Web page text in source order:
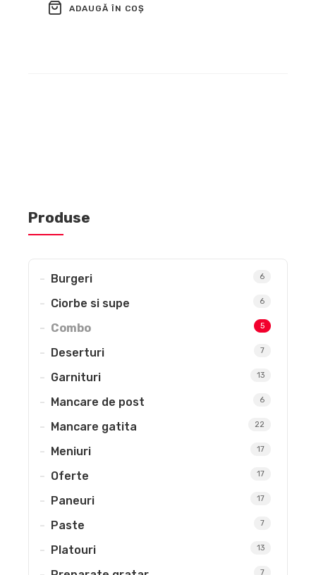
ADAUGĂ ÎN COȘ
Produse
Burgeri 6
Ciorbe si supe 6
Combo 5
Deserturi 7
Garnituri 13
Mancare de post 6
Mancare gatita 22
Meniuri 17
Oferte 17
Paneuri 17
Paste 7
Platouri 13
7